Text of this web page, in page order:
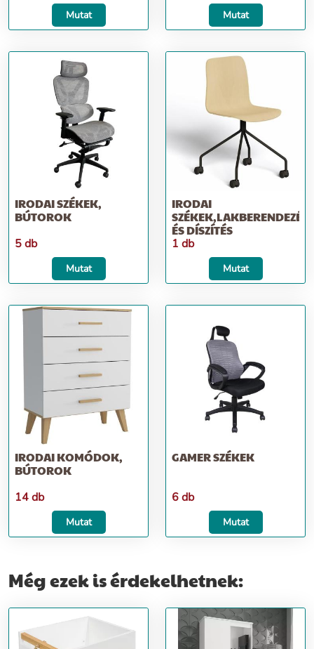
Mutat Mutat
IRODAI SZÉKEK,
BÚTOROK
5 db
Mutat
IRODAI
SZÉKEK,LAKBERENDEZÉS
ÉS DÍSZÍTÉS
1 db
Mutat
IRODAI KOMÓDOK,
BÚTOROK
14 db
Mutat
GAMER SZÉKEK
6 db
Mutat
Még ezek is érdekelhetnek: